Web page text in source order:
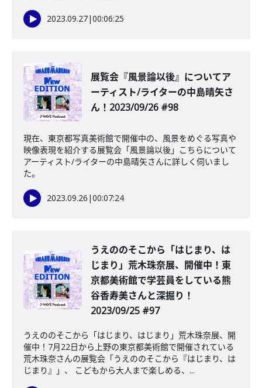
2023.09.27|00:06:25
️展覧会『風景論以後』についてア
ーティスト/ライターの中島晴矢さ
ん！2023/09/26 #98
現在、東京都写真美術館で開催中の、風景をめぐる写真や
映像表現を紹介する展覧会「風景論以後」こちらについて
アーティスト/ライターの中島晴矢さんに詳しく伺いまし
た。
2023.09.26 |00:07:24
うえののそこから「はじまり、は
じまり」荒木珠奈展、開催中！東
京都美術館で学芸員をしている熊
谷香寿美さんと深掘り！
2023/09/25 #97
うえののそこから「はじまり、はじまり」荒木珠奈展、開
催中！7月22日から上野の東京都美術館で開催されている
荒木珠奈さんの展覧会「うえののそこから『はじまり、は
じまり』」、 こどもから大人まで楽しめる、...